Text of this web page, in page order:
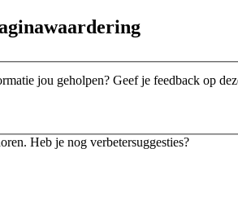
jou geholpen? Geef je feedback op
Heb je nog verbetersuggesties?